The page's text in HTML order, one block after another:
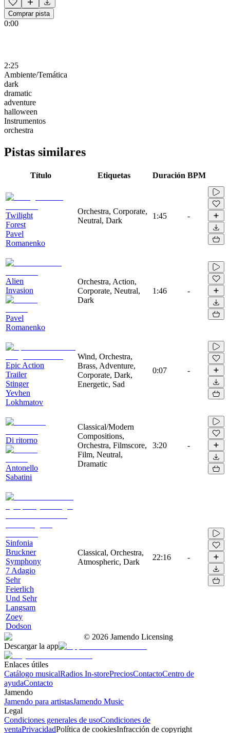
Comprar pista
0:00
2:25
Ambiente/Temática
dark
dramatic
adventure
halloween
Instrumentos
orchestra
Pistas similares
Título Etiquetas Duración BPM
Twilight
Forest
Pavel
Romanenko
Orchestra, Corporate,
Neutral, Dark
1:45 -
Alien
Invasion
Pavel
Romanenko
Orchestra, Action,
Corporate, Neutral,
Dark
1:46 -
Epic Action
Trailer
Stinger
Yevhen
Lokhmatov
Wind, Orchestra,
Brass, Adventure,
Corporate, Dark,
Energetic, Sad
0:07 -
Di ritorno
Antonello
Sabatini
Classical/Modern
Compositions,
Orchestra, Filmscore,
Film, Neutral,
Dramatic
3:20 -
Sinfonia
Bruckner
Symphony
7 Adagio
Sehr
Feierlich
Und Sehr
Langsam
Zoey
Dodson
Classical, Orchestra,
Atmospheric, Dark
22:16 -
© 2026 Jamendo Licensing
Descargar la app
Enlaces útiles
Catálogo musicalRadios In-storePreciosContactoCentro de
ayudaContacto
Jamendo
Jamendo para artistasJamendo Music
Legal
Condiciones generales de usoCondiciones de
ventaPrivacidadPolítica de cookiesInfracción de copyright